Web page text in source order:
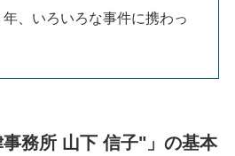
、いろいろな事件に携わっ
事務所 山下 信子"」の基本